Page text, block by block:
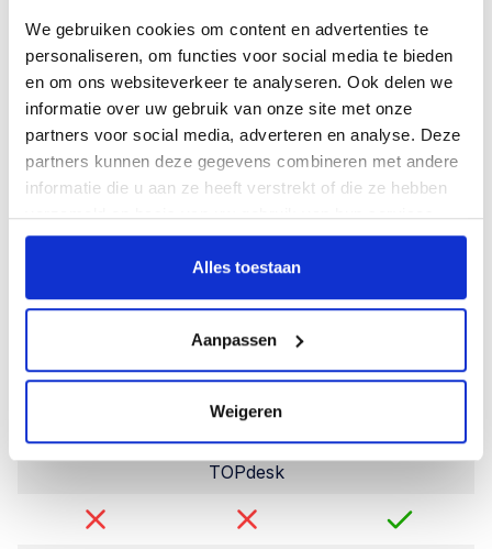
We gebruiken cookies om content en advertenties te
personaliseren, om functies voor social media te bieden
en om ons websiteverkeer te analyseren. Ook delen we
informatie over uw gebruik van onze site met onze
partners voor social media, adverteren en analyse. Deze
partners kunnen deze gegevens combineren met andere
informatie die u aan ze heeft verstrekt of die ze hebben
verzameld op basis van uw gebruik van hun services.
Alles toestaan
Aanpassen
Weigeren
Einfuhr und Ausfuhr
Importfunktion
Listen und Artikel exportieren
API
TOPdesk